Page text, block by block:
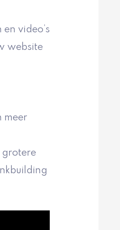
video’s
website
meer
grotere